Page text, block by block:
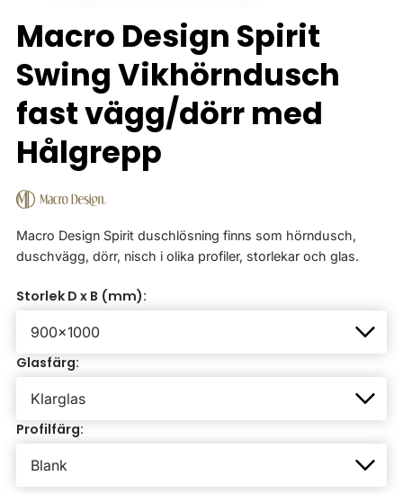
Macro Design Spirit
Swing Vikhörndusch
fast vägg/dörr med
Hålgrepp
Macro Design Spirit duschlösning finns som hörndusch,
duschvägg, dörr, nisch i olika profiler, storlekar och glas.
Storlek D x B (mm):
Glasfärg:
Profilfärg: